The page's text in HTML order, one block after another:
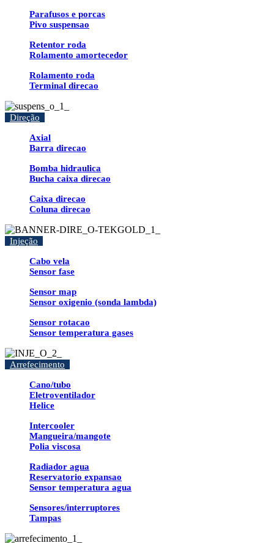
Parafusos e porcas
Pivo suspensao
Retentor roda
Rolamento amortecedor
Rolamento roda
Terminal direcao
Direção
Axial
Barra direcao
Bomba hidraulica
Bucha caixa direcao
Caixa direcao
Coluna direcao
Injeção
Cabo vela
Sensor fase
Sensor map
Sensor oxigenio (sonda lambda)
Sensor rotacao
Sensor temperatura gases
Arrefecimento
Cano/tubo
Eletroventilador
Helice
Intercooler
Mangueira/mangote
Polia viscosa
Radiador agua
Reservatorio expansao
Sensor temperatura agua
Sensores/interruptores
Tampas